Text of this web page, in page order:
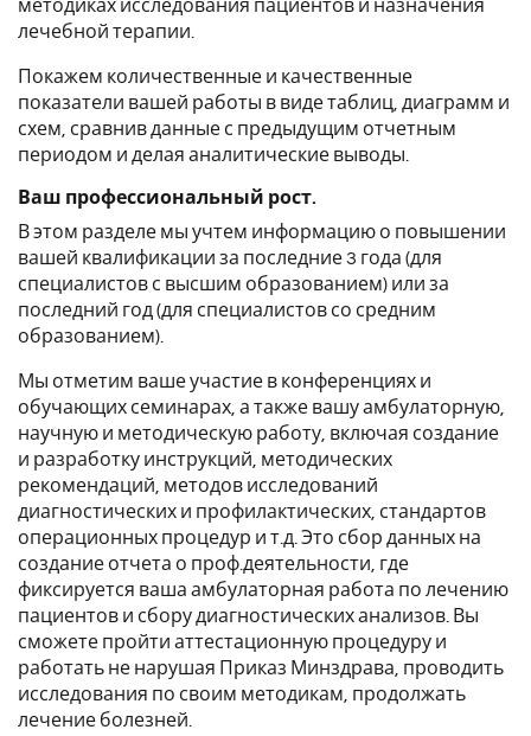
методиках исследования пациентов и назначения
лечебной терапии.
Покажем количественные и качественные
показатели вашей работы в виде таблиц, диаграмм и
схем, сравнив данные с предыдущим отчетным
периодом и делая аналитические выводы.
Ваш профессиональный рост.
В этом разделе мы учтем информацию о повышении
вашей квалификации за последние 3 года (для
специалистов с высшим образованием) или за
последний год (для специалистов со средним
образованием).
Мы отметим ваше участие в конференциях и
обучающих семинарах, а также вашу амбулаторную,
научную и методическую работу, включая создание
и разработку инструкций, методических
рекомендаций, методов исследований
диагностических и профилактических, стандартов
операционных процедур и т.д. Это сбор данных на
создание отчета о проф.деятельности , где
фиксируется ваша амбулаторная работа по лечению
пациентов и сбору диагностических анализов. Вы
сможете пройти аттестационную процедуру и
работать не нарушая Приказ Минздрава, проводить
исследования по своим методикам, продолжать
лечение болезней.